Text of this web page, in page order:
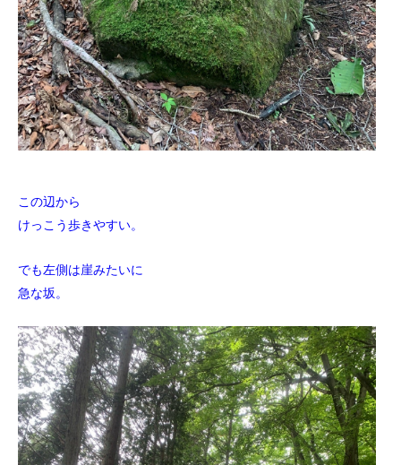
この辺から
けっこう歩きやすい。
でも左側は崖みたいに
急な坂。